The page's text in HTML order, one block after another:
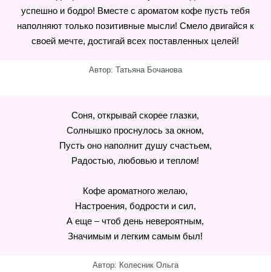
успешно и бодро! Вместе с ароматом кофе пусть тебя
наполняют только позитивные мысли! Смело двигайся к
своей мечте, достигай всех поставленных целей!
Автор: Татьяна Бочанова
Соня, открывай скорее глазки,
Солнышко проснулось за окном,
Пусть оно наполнит душу счастьем,
Радостью, любовью и теплом!
Кофе ароматного желаю,
Настроения, бодрости и сил,
А еще – чтоб день невероятным,
Значимым и легким самым был!
Автор: Колесник Ольга